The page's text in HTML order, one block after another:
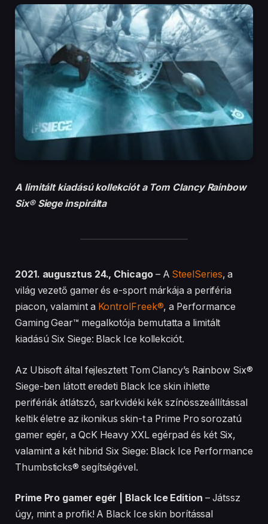
A limitált kiadású kollekciót a Tom Clancy Rainbow
Six® Siege inspirálta
2021. augusztus 24., Chicago– A SteelSeries, a
világ vezető gamer és e-sport márkája a periféria
piacon, valamint a KontrolFreek®, a Performance
Gaming Gear™ megalkotója bemutatta a limitált
kiadású Six Siege: Black Ice kollekciót.
Az Ubisoft által fejlesztett Tom Clancy’s Rainbow Six®
Siege-ben látott eredeti Black Ice skin ihlette
perifériák átlátszó, sarkvidéki kék színösszeállítással
keltik életre az ikonikus skin-t a Prime Pro sorozatú
gamer egér, a QcK Heavy XXL egérpad és két Six,
valamint a két hibrid Six Siege: Black Ice Performance
Thumbsticks® segítségével.
Prime Pro gamer egér | Black Ice Edition – Játssz
úgy, mint a profik! A Black Ice skin borítással